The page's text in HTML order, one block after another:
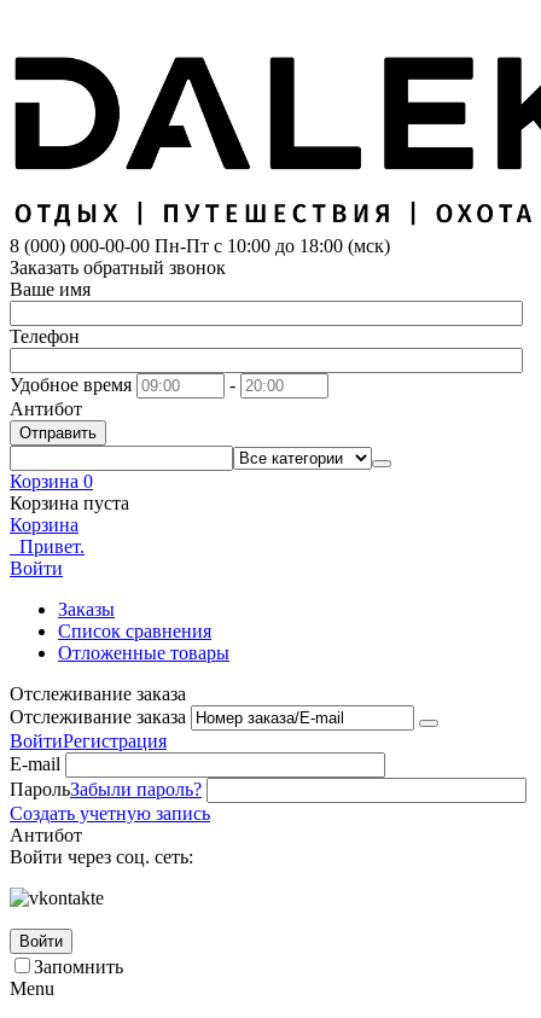
8 (000) 000-00-00 Пн-Пт с 10:00 до 18:00 (мск)
Заказать обратный звонок
Ваше имя
Телефон
Удобное время
-
Антибот
Отправить
Корзина 0
Корзина пуста
Корзина
Привет.
Войти
Заказы
Список сравнения
Отложенные товары
Отслеживание заказа
Отслеживание заказа
ВойтиРегистрация
E-mail
ПарольЗабыли пароль?
Создать учетную запись
Антибот
Войти через соц. сеть:
Войти
Запомнить
Menu